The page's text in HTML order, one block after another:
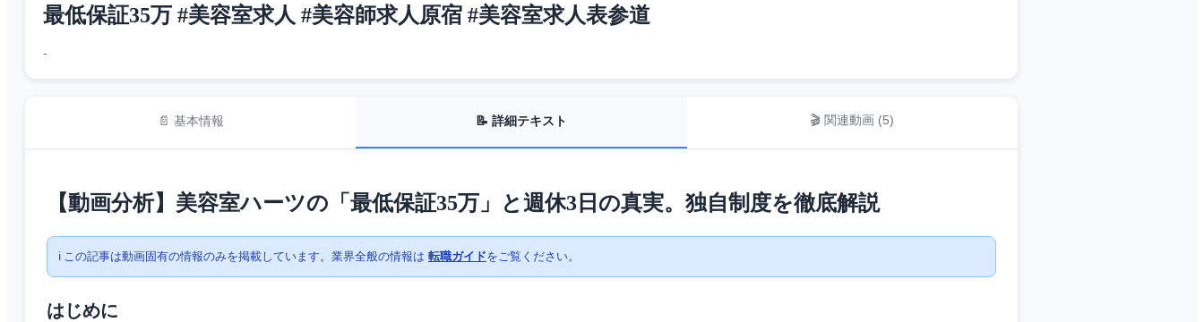
最低保証35万 #美容室求人 #美容師求人原宿 #美容室求人表参道
-
📄 基本情報 📝 詳細テキスト 🎬 関連動画 (5)
【動画分析】美容室ハーツの「最低保証35万」と週休3日の真実。独自制度を徹底解説
ℹ️ この記事は動画固有の情報のみを掲載しています。業界全般の情報は 転職ガイドをご覧ください。
はじめに